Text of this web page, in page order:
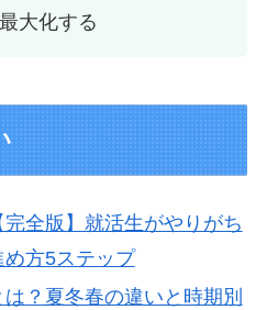
大化する
全版】就活生がやりがち
方5ステップ
？夏冬春の違いと時期別